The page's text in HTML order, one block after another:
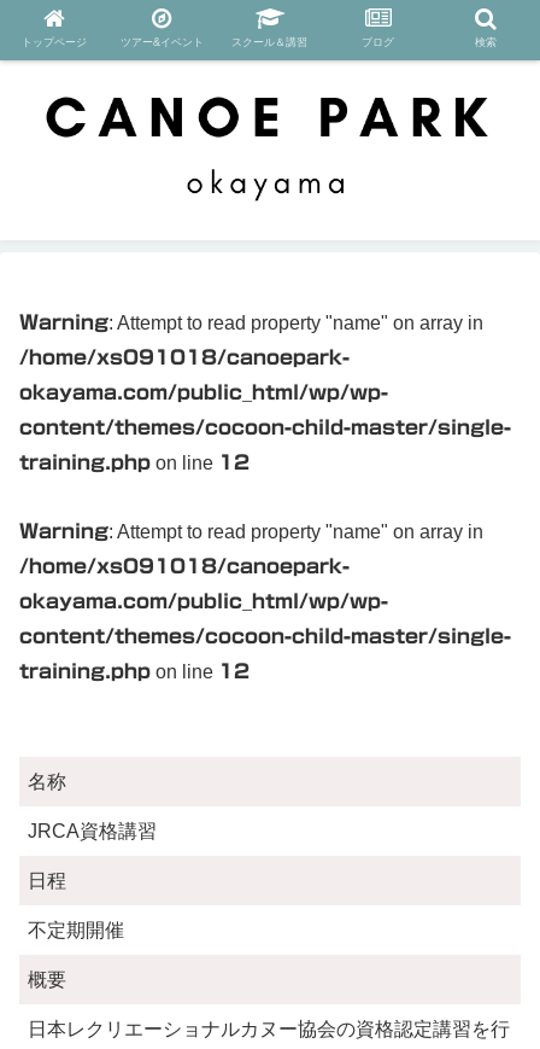
Warning: Attempt to read property "name" on array in
/home/xs091018/canoepark-
okayama.com/public_html/wp/wp-
content/themes/cocoon-child-master/single-
training.php on line 12
Warning: Attempt to read property "name" on array in
/home/xs091018/canoepark-
okayama.com/public_html/wp/wp-
content/themes/cocoon-child-master/single-
training.php on line 12
名称
JRCA資格講習
日程
不定期開催
概要
日本レクリエーショナルカヌー協会の資格認定講習を行
トップページ ツアー&イベント スクール＆講習 ブログ 検索